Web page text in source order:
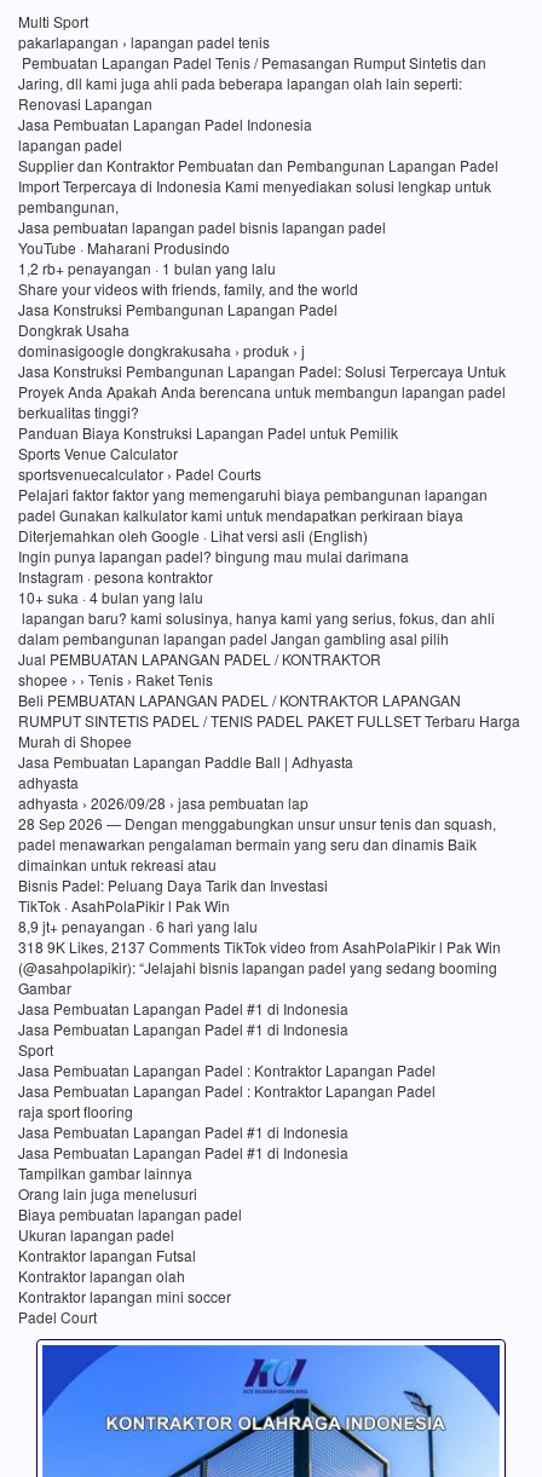
Multi Sport
pakarlapangan › lapangan padel tenis
Pembuatan Lapangan Padel Tenis / Pemasangan Rumput Sintetis dan
Jaring, dll kami juga ahli pada beberapa lapangan olah lain seperti:
Renovasi Lapangan
Jasa Pembuatan Lapangan Padel Indonesia
lapangan padel
Supplier dan Kontraktor Pembuatan dan Pembangunan Lapangan Padel
Import Terpercaya di Indonesia Kami menyediakan solusi lengkap untuk
pembangunan,
Jasa pembuatan lapangan padel bisnis lapangan padel
YouTube · Maharani Produsindo
1,2 rb+ penayangan · 1 bulan yang lalu
Share your videos with friends, family, and the world
Jasa Konstruksi Pembangunan Lapangan Padel
Dongkrak Usaha
dominasigoogle dongkrakusaha › produk › j
Jasa Konstruksi Pembangunan Lapangan Padel: Solusi Terpercaya Untuk
Proyek Anda Apakah Anda berencana untuk membangun lapangan padel
berkualitas tinggi?
Panduan Biaya Konstruksi Lapangan Padel untuk Pemilik
Sports Venue Calculator
sportsvenuecalculator › Padel Courts
Pelajari faktor faktor yang memengaruhi biaya pembangunan lapangan
padel Gunakan kalkulator kami untuk mendapatkan perkiraan biaya
Diterjemahkan oleh Google · Lihat versi asli (English)
Ingin punya lapangan padel? bingung mau mulai darimana
Instagram · pesona kontraktor
10+ suka · 4 bulan yang lalu
lapangan baru? kami solusinya, hanya kami yang serius, fokus, dan ahli
dalam pembangunan lapangan padel Jangan gambling asal pilih
Jual PEMBUATAN LAPANGAN PADEL / KONTRAKTOR
shopee › › Tenis › Raket Tenis
Beli PEMBUATAN LAPANGAN PADEL / KONTRAKTOR LAPANGAN
RUMPUT SINTETIS PADEL / TENIS PADEL PAKET FULLSET Terbaru Harga
Murah di Shopee
Jasa Pembuatan Lapangan Paddle Ball | Adhyasta
adhyasta
adhyasta › 2026/09/28 › jasa pembuatan lap
28 Sep 2026 — Dengan menggabungkan unsur unsur tenis dan squash,
padel menawarkan pengalaman bermain yang seru dan dinamis Baik
dimainkan untuk rekreasi atau
Bisnis Padel: Peluang Daya Tarik dan Investasi
TikTok · AsahPolaPikir l Pak Win
8,9 jt+ penayangan · 6 hari yang lalu
318 9K Likes, 2137 Comments TikTok video from AsahPolaPikir l Pak Win
(@asahpolapikir): “Jelajahi bisnis lapangan padel yang sedang booming
Gambar
Jasa Pembuatan Lapangan Padel #1 di Indonesia
Jasa Pembuatan Lapangan Padel #1 di Indonesia
Sport
Jasa Pembuatan Lapangan Padel : Kontraktor Lapangan Padel
Jasa Pembuatan Lapangan Padel : Kontraktor Lapangan Padel
raja sport flooring
Jasa Pembuatan Lapangan Padel #1 di Indonesia
Jasa Pembuatan Lapangan Padel #1 di Indonesia
Tampilkan gambar lainnya
Orang lain juga menelusuri
Biaya pembuatan lapangan padel
Ukuran lapangan padel
Kontraktor lapangan Futsal
Kontraktor lapangan olah
Kontraktor lapangan mini soccer
Padel Court